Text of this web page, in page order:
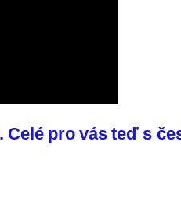
pro vás teď s